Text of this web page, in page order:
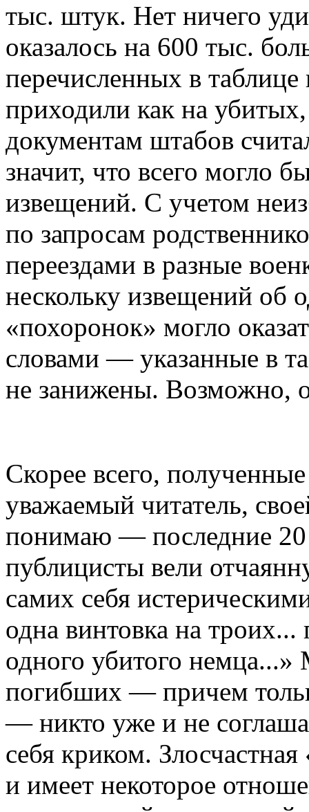
тыс. штук. Нет ничего
оказалось на 600 тыс.
перечисленных в
приходили как на
документам штабов
значит, что всего могло
извещений. С учетом
по запросам
переездами в разные
нескольку извещений об
«похоронок» могло
словами — указанные в
не занижены. Возможно,
Скорее всего,
уважаемый читатель,
понимаю — последние 20
публицисты вели
самих себя
одна винтовка на троих...
одного убитого
погибших — причем
— никто уже и не
себя криком.
и имеет некоторое